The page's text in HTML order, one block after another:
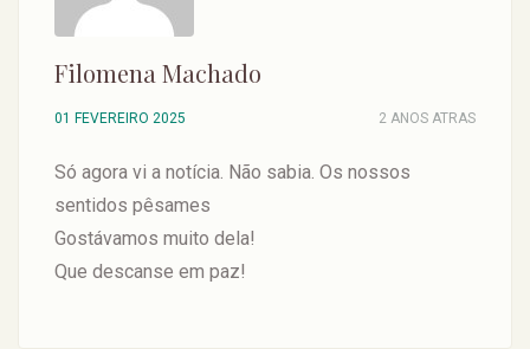
Filomena Machado
01 FEVEREIRO 2025 2 ANOS ATRAS
Só agora vi a notícia. Não sabia. Os nossos
sentidos pêsames
Gostávamos muito dela!
Que descanse em paz!